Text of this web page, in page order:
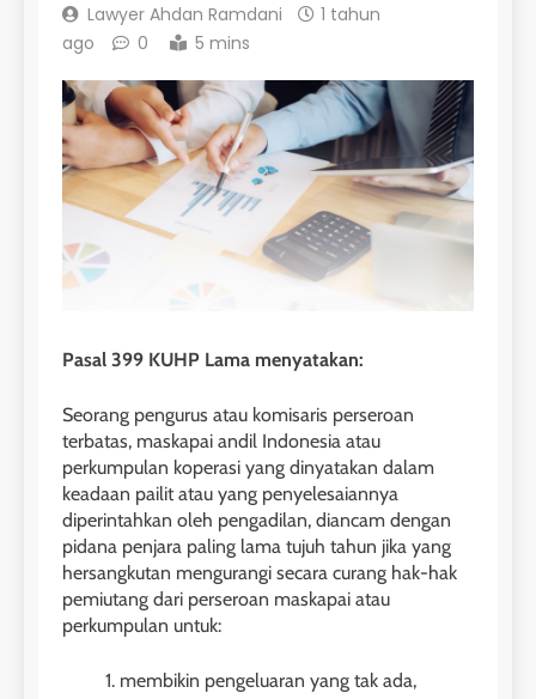
Lawyer Ahdan Ramdani
1 tahun
ago
0 5 mins
Pasal 399 KUHP Lama menyatakan:
Seorang pengurus atau komisaris perseroan
terbatas, maskapai andil Indonesia atau
perkumpulan koperasi yang dinyatakan dalam
keadaan pailit atau yang penyelesaiannya
diperintahkan oleh pengadilan, diancam dengan
pidana penjara paling lama tujuh tahun jika yang
hersangkutan mengurangi secara curang hak-hak
pemiutang dari perseroan maskapai atau
perkumpulan untuk:
membikin pengeluaran yang tak ada,